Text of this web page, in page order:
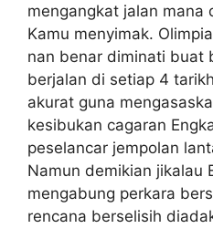
mengangkat jalan mana
Kamu menyimak.
nan benar diminati buat
berjalan di setiap 4
akurat guna
kesibukan cagaran
peselancar jempolan
Namun demikian jikalau
mengabung perkara
rencana berselisih